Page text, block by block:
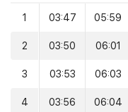
1 03:47 05:59
2 03:50 06:01
3 03:53 06:03
4 03:56 06:04